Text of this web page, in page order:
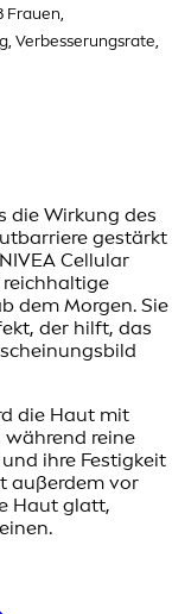
Frauen,
Verbesserungsrate,
die Wirkung des
gestärkt
Cellular
reichhaltige
dem Morgen. Sie
der hilft, das
die Haut mit
reine
ihre Festigkeit
außerdem vor
Haut glatt,